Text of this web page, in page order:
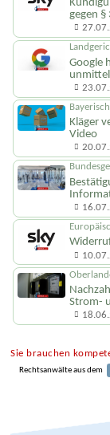
gegen §
Google
Kläger
Video
Strom-
Sie brauchen
Rechtsanwälte aus dem